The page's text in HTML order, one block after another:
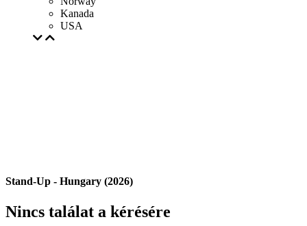
Kanada
USA
Stand-Up - Hungary (2026)
Nincs találat a kérésére